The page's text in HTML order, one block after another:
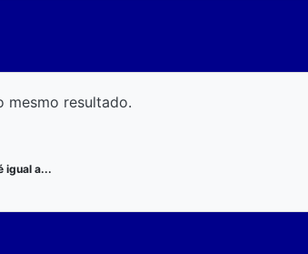
mesmo resultado.
igual a...